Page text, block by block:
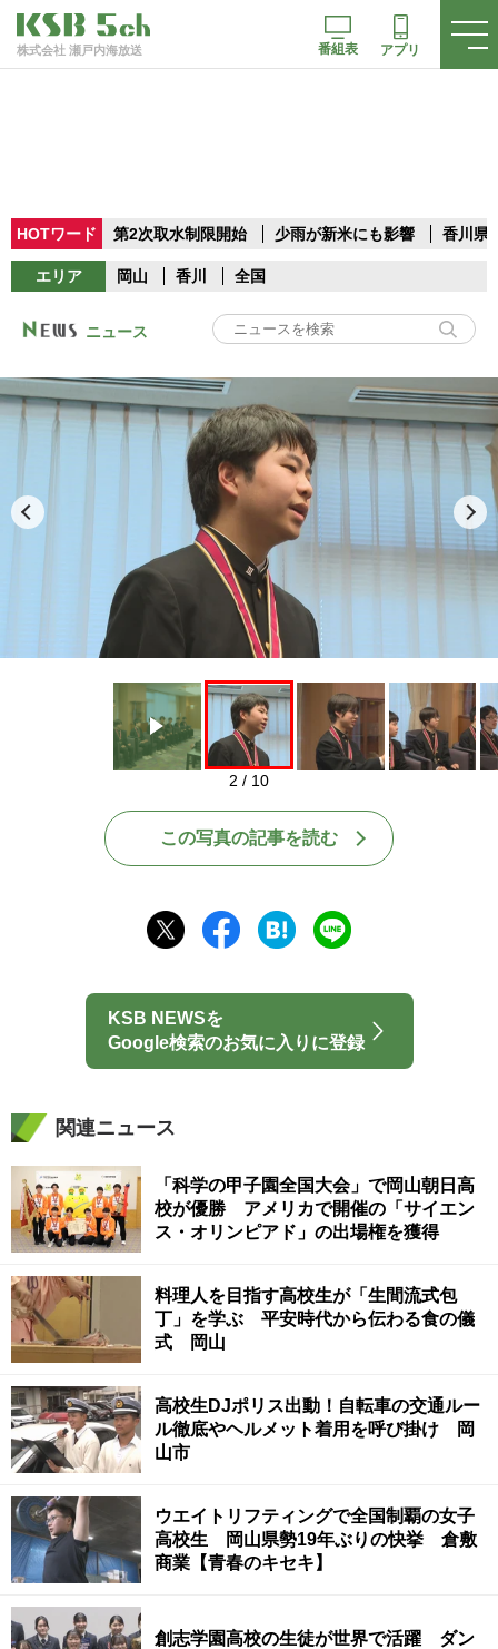
株式会社 瀬戸内海放送 番組表 アプリ
HOTワード 第2次取水制限開始 少雨が新米にも影響 香川県
エリア 岡山 香川 全国
ニュース
Play
2 / 10
この写真の記事を読む
KSB NEWSを
Google検索のお気に入りに登録
関連ニュース
「科学の甲子園全国大会」で岡山朝日高
校が優勝 アメリカで開催の「サイエン
ス・オリンピアド」の出場権を獲得
料理人を目指す高校生が「生間流式包
丁」を学ぶ 平安時代から伝わる食の儀
式 岡山
高校生DJポリス出動！自転車の交通ルー
ル徹底やヘルメット着用を呼び掛け 岡
山市
ウエイトリフティングで全国制覇の女子
高校生 岡山県勢19年ぶりの快挙 倉敷
商業【青春のキセキ】
創志学園高校の生徒が世界で活躍 ダン